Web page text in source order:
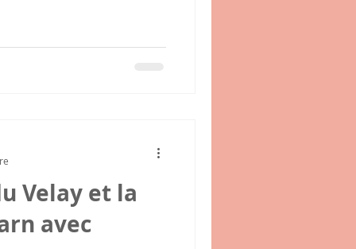
Velay et la
avec